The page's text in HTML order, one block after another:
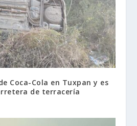
Coca-Cola en Tuxpan y es
de terracería